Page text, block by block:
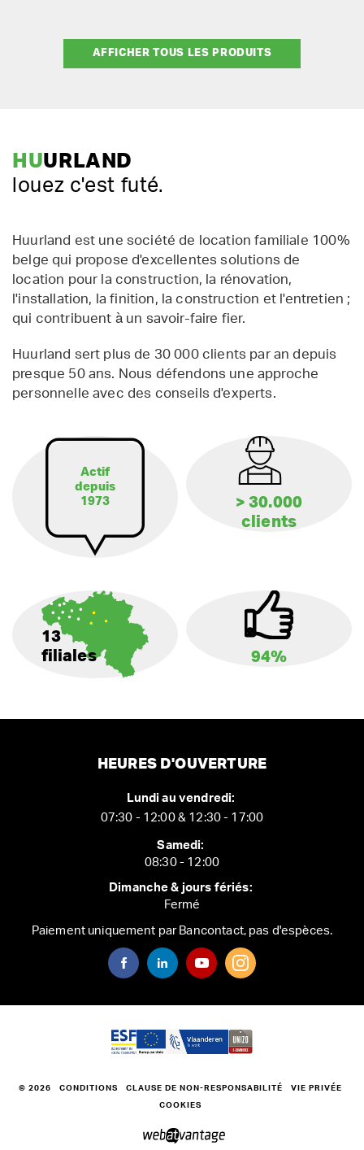
AFFICHER TOUS LES PRODUITS
HUURLAND
louez c'est futé.
Huurland est une société de location familiale 100%
belge qui propose d'excellentes solutions de
location pour la construction, la rénovation,
l'installation, la finition, la construction et l'entretien ;
qui contribuent à un savoir-faire fier.
Huurland sert plus de 30 000 clients par an depuis
presque 50 ans. Nous défendons une approche
personnelle avec des conseils d'experts.
Actif
depuis
1973
> 30.000
clients
13
filiales
94%
HEURES D'OUVERTURE
Lundi au vendredi:
07:30 - 12:00 & 12:30 - 17:00
Samedi:
08:30 - 12:00
Dimanche & jours fériés:
Fermé
Paiement uniquement par Bancontact, pas d'espèces.
© 2026 CONDITIONS CLAUSE DE NON-RESPONSABILITÉ VIE PRIVÉE
COOKIES